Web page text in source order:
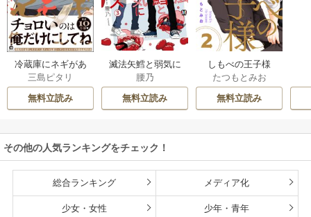
冷蔵庫にネギがあ
ったカモ
三島ピタリ
無料立読み
滅法矢鱈と弱気に
キス【コミックス
版】
腰乃
無料立読み
しもべの王子様
【描き下ろしおま
け付き特装版】
たつもとみお
無料立読み
その他の人気ランキングをチェック！
総合ランキング メディア化
少女・女性 少年・青年